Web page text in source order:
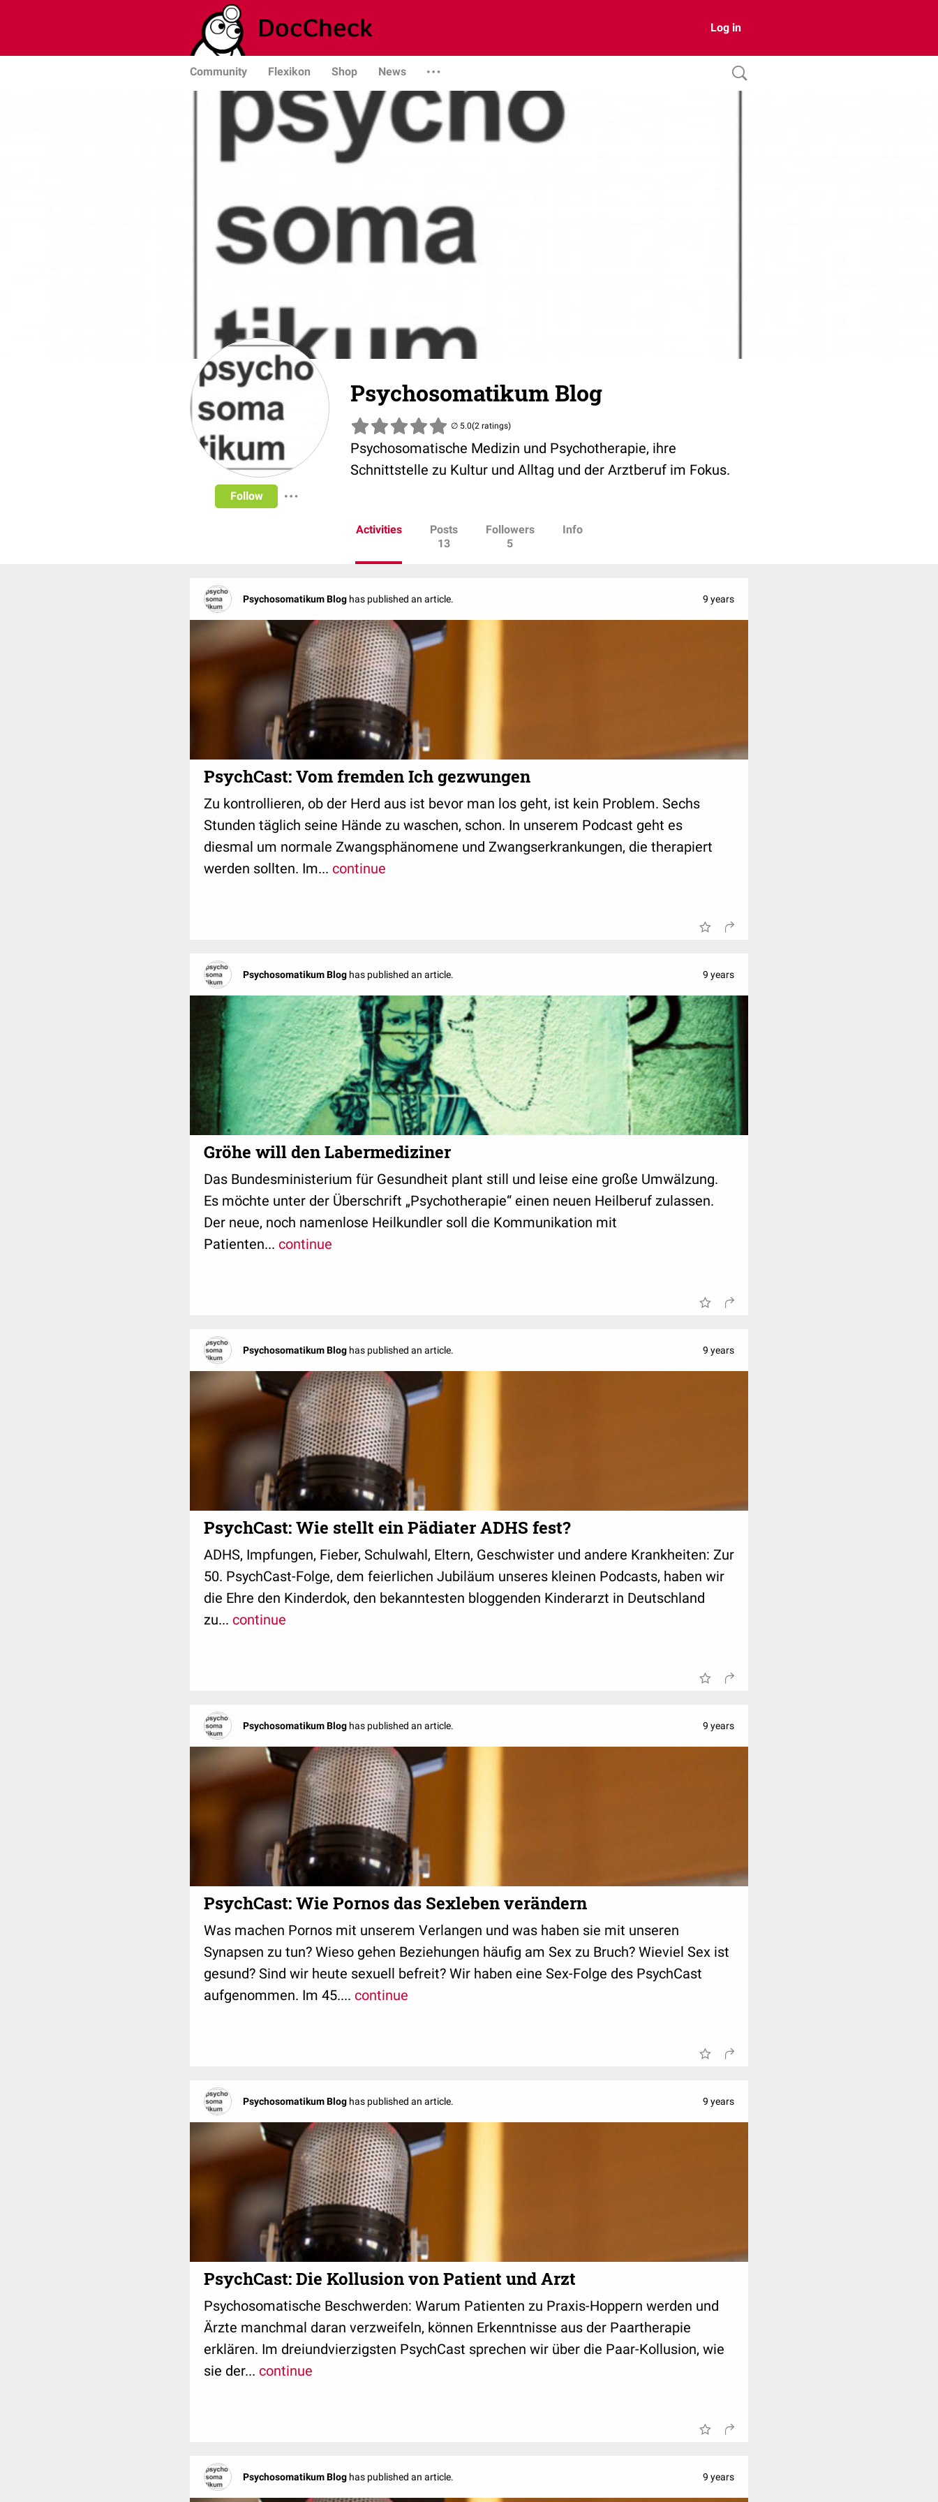
Log in
Community Flexikon Shop News
Follow
Psychosomatikum Blog
(2 ratings)
Psychosomatische Medizin und Psychotherapie, ihre
Schnittstelle zu Kultur und Alltag und der Arztberuf im Fokus.
Activities
Posts
13
Followers
5
Info
Psychosomatikum Blog has published an article. 9 years
PsychCast: Vom fremden Ich gezwungen
Zu kontrollieren, ob der Herd aus ist bevor man los geht, ist kein Problem. Sechs
Stunden täglich seine Hände zu waschen, schon. In unserem Podcast geht es
diesmal um normale Zwangsphänomene und Zwangserkrankungen, die therapiert
werden sollten. Im... continue
Psychosomatikum Blog has published an article. 9 years
Gröhe will den Labermediziner
Das Bundesministerium für Gesundheit plant still und leise eine große Umwälzung.
Es möchte unter der Überschrift „Psychotherapie“ einen neuen Heilberuf zulassen.
Der neue, noch namenlose Heilkundler soll die Kommunikation mit
Patienten... continue
Psychosomatikum Blog has published an article. 9 years
PsychCast: Wie stellt ein Pädiater ADHS fest?
ADHS, Impfungen, Fieber, Schulwahl, Eltern, Geschwister und andere Krankheiten: Zur
50. PsychCast-Folge, dem feierlichen Jubiläum unseres kleinen Podcasts, haben wir
die Ehre den Kinderdok, den bekanntesten bloggenden Kinderarzt in Deutschland
zu... continue
Psychosomatikum Blog has published an article. 9 years
PsychCast: Wie Pornos das Sexleben verändern
Was machen Pornos mit unserem Verlangen und was haben sie mit unseren
Synapsen zu tun? Wieso gehen Beziehungen häufig am Sex zu Bruch? Wieviel Sex ist
gesund? Sind wir heute sexuell befreit? Wir haben eine Sex-Folge des PsychCast
aufgenommen. Im 45.... continue
Psychosomatikum Blog has published an article. 9 years
PsychCast: Die Kollusion von Patient und Arzt
Psychosomatische Beschwerden: Warum Patienten zu Praxis-Hoppern werden und
Ärzte manchmal daran verzweifeln, können Erkenntnisse aus der Paartherapie
erklären. Im dreiundvierzigsten PsychCast sprechen wir über die Paar-Kollusion, wie
sie der... continue
Psychosomatikum Blog has published an article. 9 years